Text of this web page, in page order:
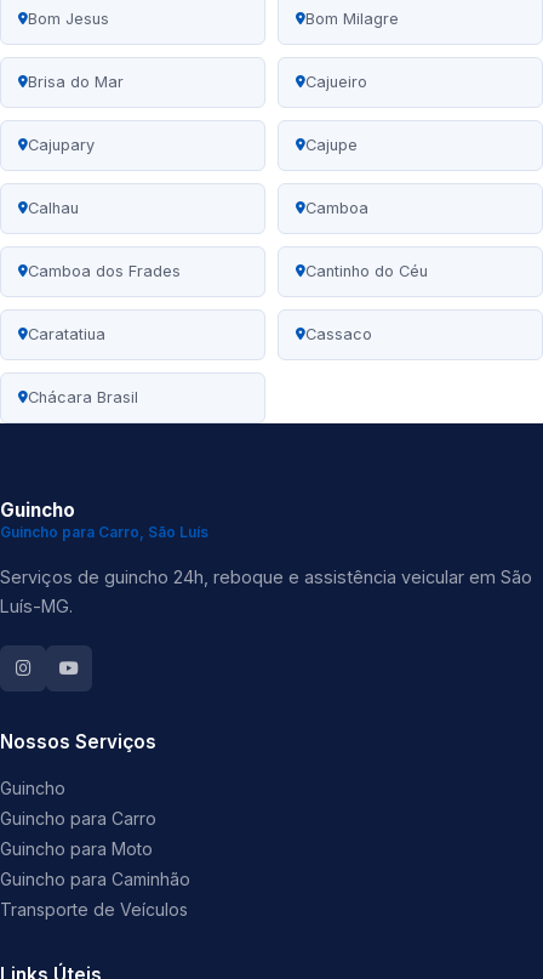
Bom Jesus Bom Milagre
Brisa do Mar Cajueiro
Cajupary Cajupe
Calhau Camboa
Camboa dos Frades Cantinho do Céu
Caratatiua Cassaco
Chácara Brasil
Guincho
Guincho para Carro, São Luís
Serviços de guincho 24h, reboque e assistência veicular em São
Luís-MG.
Nossos Serviços
Guincho
Guincho para Carro
Guincho para Moto
Guincho para Caminhão
Transporte de Veículos